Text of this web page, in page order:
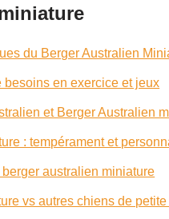
du Berger Australien
besoins en exercice et jeux
et Berger Australien
: tempérament et
australien miniature
vs autres chiens de